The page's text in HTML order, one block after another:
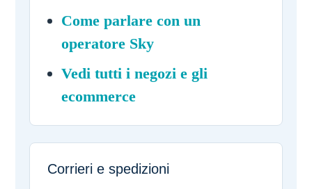
Come parlare con un
operatore Sky
Vedi tutti i negozi e gli
ecommerce
Corrieri e spedizioni